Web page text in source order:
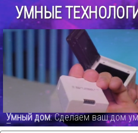
УМНЫЕ
Умный дом: Сделаем ваш дом
Топ гаджетов для умного дома
Поиск по тегу
Новости